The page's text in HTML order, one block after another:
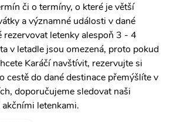
či o termíny, o které je větší
a významné události v dané
rezervovat letenky alespoň 3 - 4
v letadle jsou omezená, proto pokud
Karáčí navštívit, rezervujte si
cestě do dané destinace přemýšlíte v
doporučujeme sledovat naši
letenkami.